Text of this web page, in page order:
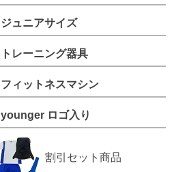
ジュニアサイズ
トレーニング器具
フィットネスマシン
younger ロゴ入り
割引セット商品